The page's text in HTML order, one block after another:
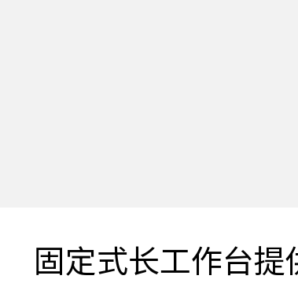
固定式长工作台